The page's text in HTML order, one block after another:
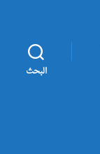
البحث